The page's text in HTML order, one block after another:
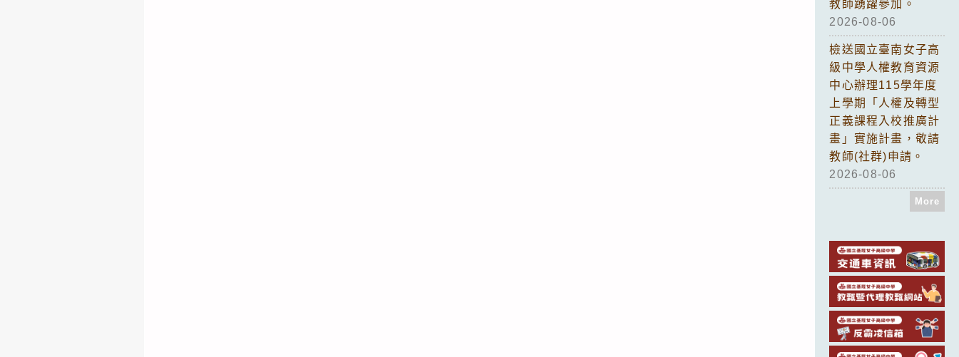
教師踴躍參加。
2026-08-06
檢送國立臺南女子高
級中學人權教育資源
中心辦理115學年度
上學期「人權及轉型
正義課程入校推廣計
畫」實施計畫，敬請
教師(社群)申請。
2026-08-06
More